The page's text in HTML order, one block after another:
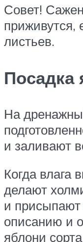
Совет!
приживутся,
листьев.
Посадка
На
и заливают
Когда влага
делают
и
описанию и
яблони